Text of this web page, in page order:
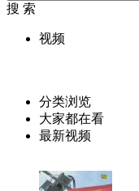
搜 索
视频
分类浏览
大家都在看
最新视频